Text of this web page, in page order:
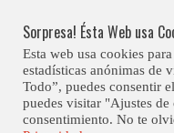
content
Club
Sorpresa! Ésta Web usa
Esta web usa cookies
estadísticas anónimas de
Todo”, puedes consentir
puedes visitar "Ajustes
consentimiento. No te